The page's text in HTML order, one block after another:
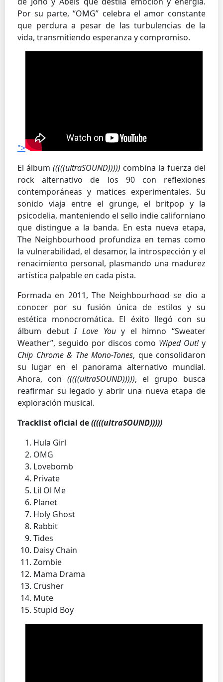
Por su parte, “OMG” celebra el amor constante
que perdura a pesar de las turbulencias de la
vida, transmitiendo esperanza y compromiso.
">
El álbum (((((ultraSOUND))))) combina la fuerza del
rock alternativo de los 90 con reflexiones
contemporáneas y matices experimentales. Su
sonido viaja entre el grunge, el britpop y la
psicodelia, manteniendo el sello indie californiano
que distingue a la banda. En esta nueva etapa,
The Neighbourhood profundiza en temas como
la vulnerabilidad, el desamor, la introspección y el
renacimiento personal, plasmando una madurez
artística palpable en cada pista.
Formada en 2011, The Neighbourhood se dio a
conocer por su fusión única de estilos y su
estética monocromática. El éxito llegó con su
álbum debutI Love Youy el himno “Sweater
Weather”, seguido por discos como Wiped Out!y
Chip Chrome & The Mono-Tones, que consolidaron
su lugar en el panorama alternativo mundial.
Ahora, con (((((ultraSOUND))))), el grupo busca
reafirmar su legado y abrir una nueva etapa de
exploración musical.
Tracklist oficial de(((((ultraSOUND)))))
Hula Girl
OMG
Lovebomb
Private
Lil Ol Me
Planet
Holy Ghost
Rabbit
Tides
Daisy Chain
Zombie
Mama Drama
Crusher
Mute
Stupid Boy